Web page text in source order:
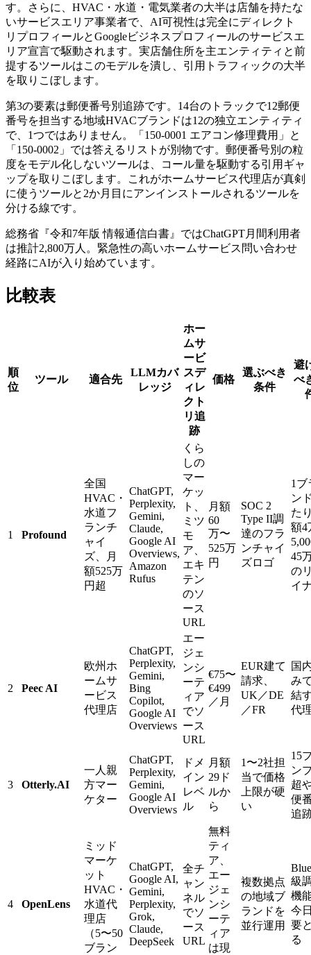
す。さらに、HVAC・水道・電気業者の大半は店舗を持たな
いサービスエリア事業者で、AI可視性は完全にディレクト
リプロフィールとGoogleビジネスプロフィールのサービスエ
リア宣言で駆動されます。実店舗住所を主エンティティと前
提するツールはこのモデルを潰し、引用トラフィックの大半
を取りこぼします。
第3の要素は郵便番号別追跡です。14台のトラックで12郵便
番号を担当する地域HVACブランドは12の独立エンティティ
で、1つではありません。「150-0001 エアコン修理費用」と
「150-0002」では答えるリストが別物です。郵便番号別の粒
度をモデル化しないツールは、コール量を駆動する引用ギャ
ップを取りこぼします。これがホームサービス代理店が真剣
に使うツールと2か月目にアンインストールされるツールを
分ける線です。
総務省『令和7年版 情報通信白書』ではChatGPT月間利用者
は推計2,800万人。緊急性の高いホームサービス問い合わせ
経路にAIが入り始めています。
比較表
順
位
ツール 適合先
LLMカバ
レッジ
ホー
ムサ
ービ
スデ
ィレ
クト
リ追
跡
価格
選ぶべき
条件
避
べ
1 Profound
全国
HVAC・
水道フ
ランチ
ャイ
ズ、月
額525万
円超
ChatGPT,
Perplexity,
Gemini,
Claude,
Google AI
Overviews,
Amazon
Rufus
くら
しの
マー
ケッ
ト、
ミツ
モ
ア、
エキ
テン
のソ
ース
URL
月額
60
万〜
525万
円
SOC 2
Type II調
達のフラ
ンチャイ
ズロゴ
1ブ
ン
た
額4
45
の
イ
2 Peec AI
欧州ホ
ームサ
ービス
代理店
ChatGPT,
Perplexity,
Gemini,
Bing
Copilot,
Google AI
Overviews
エー
ジェ
ンシ
ーテ
ィア
でソ
ース
URL
€75〜
€499
／月
EUR建て
請求、
UK／DE
／FR
国
み
結
代
3 Otterly.AI
一人親
方マー
ケター
ChatGPT,
Perplexity,
Gemini,
Google AI
Overviews
ドメ
イン
レベ
ル
月額
29ド
ルか
ら
1〜2社担
当で価格
上限が硬
い
15
ン
超
便
追
4 OpenLens
ミッド
マーケ
ット
HVAC・
水道代
理店
（5〜50
ブラン
ChatGPT,
Google AI,
Gemini,
Perplexity,
Grok,
Claude,
DeepSeek
全チ
ャン
ネル
でソ
ース
URL
無料
ティ
ア、
エー
ジェ
ンシ
ーテ
ィア
は現
複数拠点
の地域ブ
ランドを
並行運用
級
機
今
要
る